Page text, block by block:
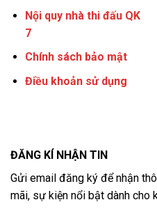
Nội quy nhà thi đấu QK
7
Chính sách bảo mật
Điều khoản sử dụng
ĐĂNG KÍ NHẬN TIN
Gửi email đăng ký để nhận
mãi, sự kiện nổi bật dành cho